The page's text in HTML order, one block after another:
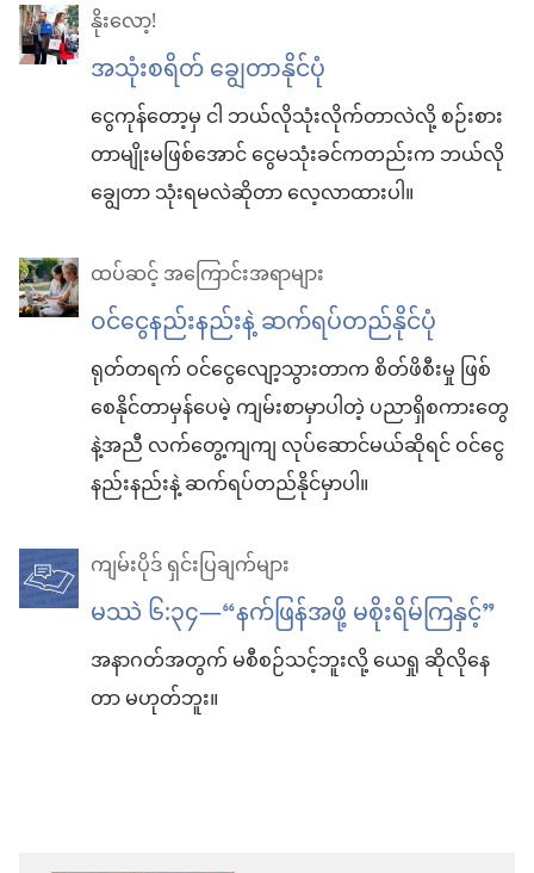
နိုးလော့!
အသုံးစရိတ် ချွေတာနိုင်ပုံ
ငွေကုန်တော့မှ ငါ ဘယ်လိုသုံးလိုက်တာလဲလို့ စဉ်းစား
တာမျိုးမဖြစ်အောင် ငွေမသုံးခင်ကတည်းက ဘယ်လို
ချွေတာ သုံးရမလဲဆိုတာ လေ့လာထားပါ။
ထပ်ဆင့် အကြောင်းအရာများ
ဝင်ငွေနည်းနည်းနဲ့ ဆက်ရပ်တည်နိုင်ပုံ
ရုတ်တရက် ဝင်ငွေလျော့သွားတာက စိတ်ဖိစီးမှု ဖြစ်
စေနိုင်တာမှန်ပေမဲ့ ကျမ်းစာမှာပါတဲ့ ပညာရှိစကားတွေ
နဲ့အညီ လက်တွေ့ကျကျ လုပ်ဆောင်မယ်ဆိုရင် ဝင်ငွေ
နည်းနည်းနဲ့ ဆက်ရပ်တည်နိုင်မှာပါ။
ကျမ်းပိုဒ် ရှင်းပြချက်များ
မဿဲ ၆:၃၄—“နက်ဖြန်အဖို့ မစိုးရိမ်ကြနှင့်”
အနာဂတ်အတွက် မစီစဉ်သင့်ဘူးလို့ ယေရှု ဆိုလိုနေ
တာ မဟုတ်ဘူး။